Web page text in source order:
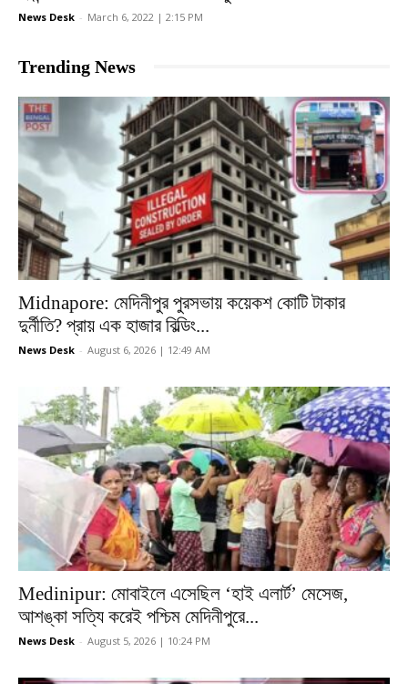
News Desk - March 6, 2022 | 2:15 PM
Trending News
Midnapore: মেদিনীপুর পুরসভায় কয়েকশ কোটি টাকার
দুর্নীতি? প্রায় এক হাজার বিল্ডিং...
News Desk - August 6, 2026 | 12:49 AM
Medinipur: মোবাইলে এসেছিল ‘হাই এলার্ট’ মেসেজ,
আশঙ্কা সত্যি করেই পশ্চিম মেদিনীপুরে...
News Desk - August 5, 2026 | 10:24 PM